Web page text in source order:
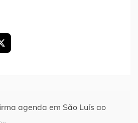
agenda em São Luís ao